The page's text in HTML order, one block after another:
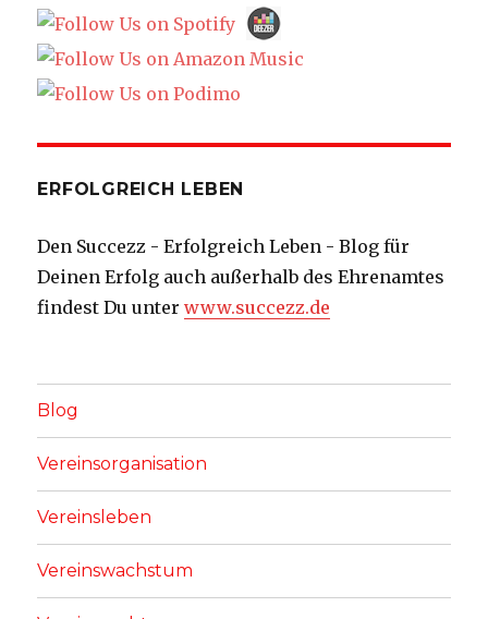
ERFOLGREICH LEBEN
Den Succezz - Erfolgreich Leben - Blog für
Deinen Erfolg auch außerhalb des Ehrenamtes
findest Du unterwww.succezz.de
Blog
Vereinsorganisation
Vereinsleben
Vereinswachstum